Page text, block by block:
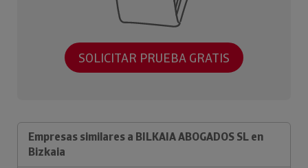
SOLICITAR PRUEBA GRATIS
Empresas similares a BILKAIA ABOGADOS SL en
Bizkaia